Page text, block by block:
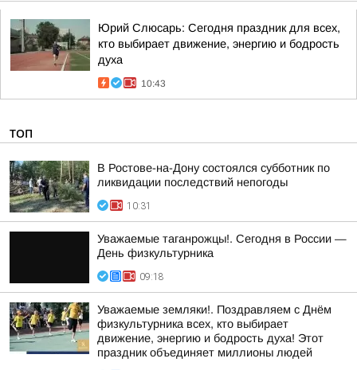
Юрий Слюсарь: Сегодня праздник для всех,
кто выбирает движение, энергию и бодрость
духа
10:43
ТОП
В Ростове-на-Дону состоялся субботник по
ликвидации последствий непогоды
10:31
Уважаемые таганрожцы!. Сегодня в России —
День физкультурника
09:18
Уважаемые земляки!. Поздравляем с Днём
физкультурника всех, кто выбирает
движение, энергию и бодрость духа! Этот
праздник объединяет миллионы людей